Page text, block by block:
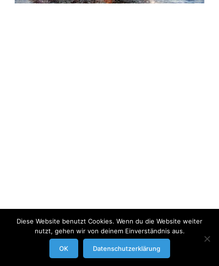
modrowgrafie.de © 2023 | Impressum/Datenschutzerklaerung
Businessportraits
Diese Website benutzt Cookies. Wenn du die Website weiter
nutzt, gehen wir von deinem Einverständnis aus.
OK Datenschutzerklärung